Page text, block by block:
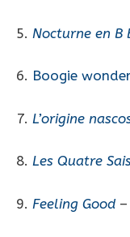
5. Nocturne en B
6. Boogie
7. L’origine
8. Les Quatre
9. Feeling Good–